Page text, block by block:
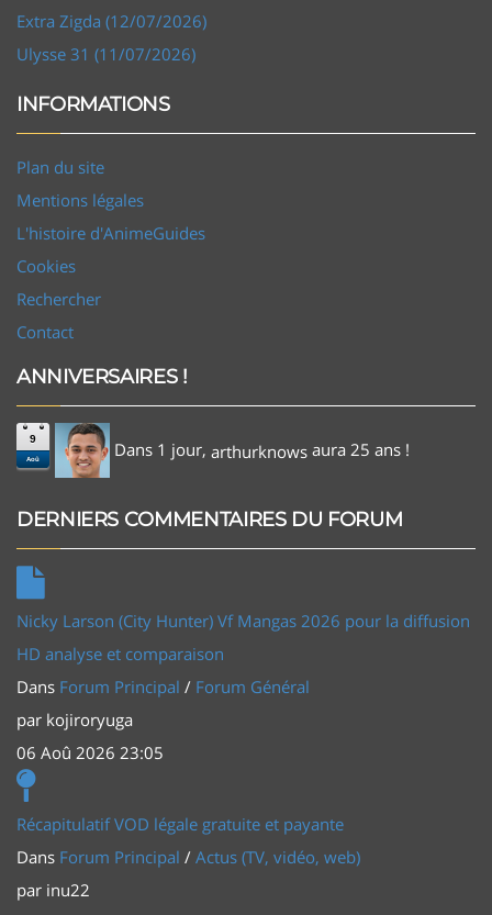
Extra Zigda (12/07/2026)
Ulysse 31 (11/07/2026)
INFORMATIONS
Plan du site
Mentions légales
L'histoire d'AnimeGuides
Cookies
Rechercher
Contact
ANNIVERSAIRES !
9
Aoû Dans 1 jour, arthurknows aura 25 ans !
DERNIERS COMMENTAIRES DU FORUM
Nicky Larson (City Hunter) Vf Mangas 2026 pour la diffusion
HD analyse et comparaison
Dans Forum Principal / Forum Général
par kojiroryuga
06 Aoû 2026 23:05
Récapitulatif VOD légale gratuite et payante
Dans Forum Principal / Actus (TV, vidéo, web)
par inu22